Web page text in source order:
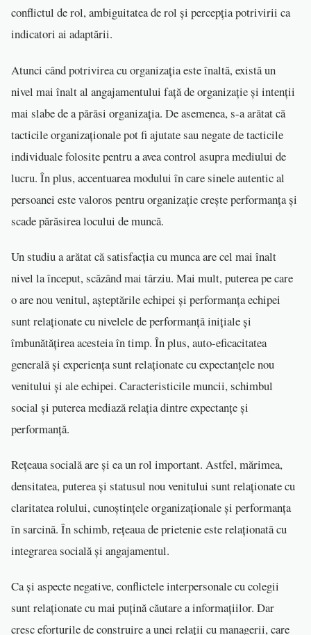
conflictul de rol, ambiguitatea de rol și percepția potrivirii ca
indicatori ai adaptării.
Atunci când potrivirea cu organizația este înaltă, există un
nivel mai înalt al angajamentului față de organizație și intenții
mai slabe de a părăsi organizația. De asemenea, s-a arătat că
tacticile organizaționale pot fi ajutate sau negate de tacticile
individuale folosite pentru a avea control asupra mediului de
lucru. În plus, accentuarea modului în care sinele autentic al
persoanei este valoros pentru organizație crește performanța și
scade părăsirea locului de muncă.
Un studiu a arătat că satisfacția cu munca are cel mai înalt
nivel la început, scăzând mai târziu. Mai mult, puterea pe care
o are nou venitul, așteptările echipei și performanța echipei
sunt relaționate cu nivelele de performanță inițiale și
îmbunătățirea acesteia în timp. În plus, auto-eficacitatea
generală și experiența sunt relaționate cu expectanțele nou
venitului și ale echipei. Caracteristicile muncii, schimbul
social și puterea mediază relația dintre expectanțe și
performanță.
Rețeaua socială are și ea un rol important. Astfel, mărimea,
densitatea, puterea și statusul nou venitului sunt relaționate cu
claritatea rolului, cunoștințele organizaționale și performanța
în sarcină. În schimb, rețeaua de prietenie este relaționată cu
integrarea socială și angajamentul.
Ca și aspecte negative, conflictele interpersonale cu colegii
sunt relaționate cu mai puțină căutare a informațiilor. Dar
cresc eforturile de construire a unei relații cu managerii, care